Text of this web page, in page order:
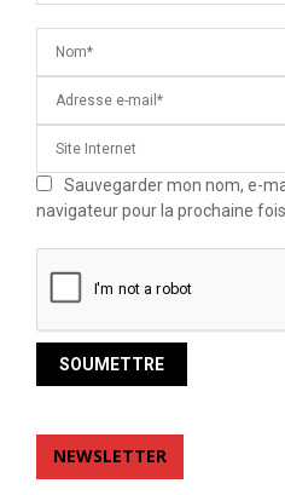
Sauvegarder mon nom, e-
navigateur pour la prochaine
NEWSLETTER